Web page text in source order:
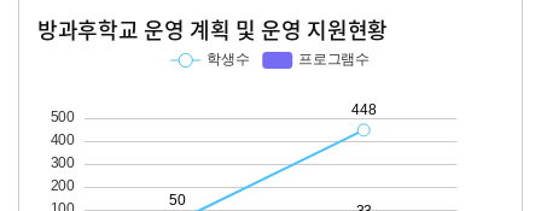
방과후학교 운영 계획 및 운영 지원현황